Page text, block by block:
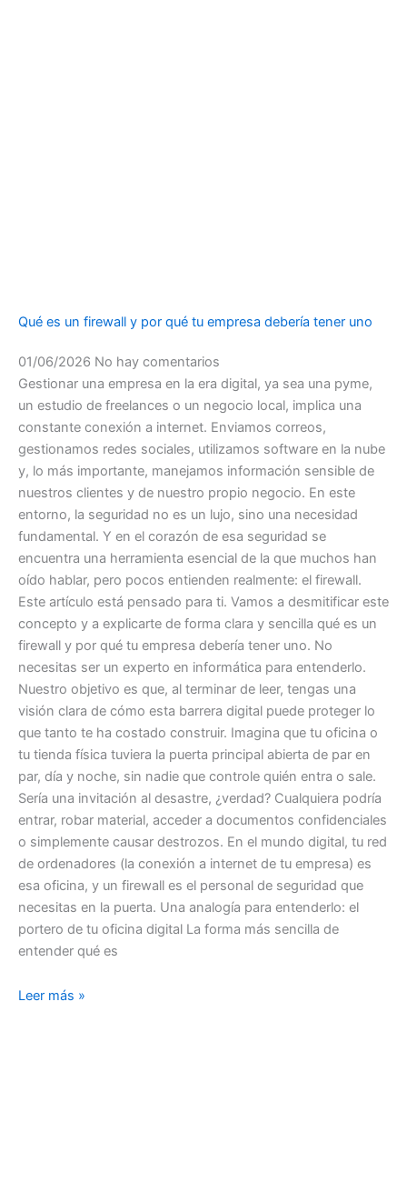
Qué es un firewall y por qué tu empresa debería tener uno
01/06/2026 No hay comentarios
Gestionar una empresa en la era digital, ya sea una pyme,
un estudio de freelances o un negocio local, implica una
constante conexión a internet. Enviamos correos,
gestionamos redes sociales, utilizamos software en la nube
y, lo más importante, manejamos información sensible de
nuestros clientes y de nuestro propio negocio. En este
entorno, la seguridad no es un lujo, sino una necesidad
fundamental. Y en el corazón de esa seguridad se
encuentra una herramienta esencial de la que muchos han
oído hablar, pero pocos entienden realmente: el firewall.
Este artículo está pensado para ti. Vamos a desmitificar este
concepto y a explicarte de forma clara y sencilla qué es un
firewall y por qué tu empresa debería tener uno. No
necesitas ser un experto en informática para entenderlo.
Nuestro objetivo es que, al terminar de leer, tengas una
visión clara de cómo esta barrera digital puede proteger lo
que tanto te ha costado construir. Imagina que tu oficina o
tu tienda física tuviera la puerta principal abierta de par en
par, día y noche, sin nadie que controle quién entra o sale.
Sería una invitación al desastre, ¿verdad? Cualquiera podría
entrar, robar material, acceder a documentos confidenciales
o simplemente causar destrozos. En el mundo digital, tu red
de ordenadores (la conexión a internet de tu empresa) es
esa oficina, y un firewall es el personal de seguridad que
necesitas en la puerta. Una analogía para entenderlo: el
portero de tu oficina digital La forma más sencilla de
entender qué es
Leer más »